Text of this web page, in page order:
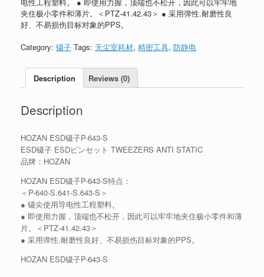
夹住极小零件和薄片。＜PTZ-41.42.43＞ ● 采用弹性.耐磨性良
好、不易损伤目标对象的PPS。
Category: 镊子 Tags: 无尘室耗材, 精密工具, 防静电
Description Reviews (0)
Description
HOZAN ESD镊子P-643-S
ESD镊子 ESDピンセット TWEEZERS ANTI STATIC
品牌：HOZAN
HOZAN ESD镊子P-643-S特点：
＜P-640-S.641-S.643-S＞
● 镊尖使用导电性工程塑料。
● 即使用力握，顶端也不松开，因此可以牢牢地夹住极小零件和薄
片。＜PTZ-41.42.43＞
● 采用弹性.耐磨性良好、不易损伤目标对象的PPS。
HOZAN ESD镊子P-643-S